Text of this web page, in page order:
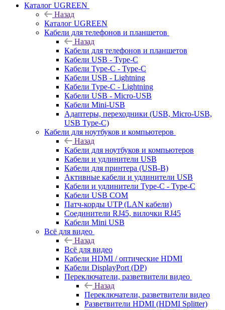
Каталог UGREEN
Назад
Каталог UGREEN
Кабели для телефонов и планшетов
Назад
Кабели для телефонов и планшетов
Кабели USB - Type-C
Кабели Type-C - Type-C
Кабели USB - Lightning
Кабели Type-C - Lightning
Кабели USB - Micro-USB
Кабели Mini-USB
Адаптеры, переходники (USB, Micro-USB,
USB Type-C)
Кабели для ноутбуков и компьютеров
Назад
Кабели для ноутбуков и компьютеров
Кабели и удлинители USB
Кабели для принтера (USB-B)
Активные кабели и удлинители USB
Кабели и удлинители Type-C - Type-C
Кабели USB COM
Патч-корды UTP (LAN кабели)
Соединители RJ45, вилочки RJ45
Кабели Mini USB
Всё для видео
Назад
Всё для видео
Кабели HDMI / оптические HDMI
Кабели DisplayPort (DP)
Переключатели, разветвители видео
Назад
Переключатели, разветвители видео
Разветвители HDMI (HDMI Splitter)